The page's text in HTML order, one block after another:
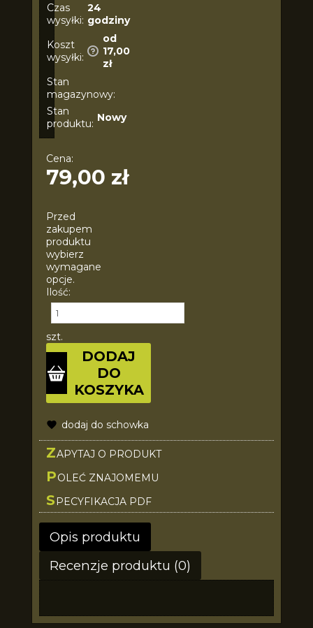
Czas
wysyłki:
24
godziny
Koszt
wysyłki:
od
17,00
zł
Stan
magazynowy:
Stan
produktu: Nowy
Cena:
79,00 zł
Przed
zakupem
produktu
wybierz
wymagane
opcje.
Ilość:
szt.
DODAJ
DO
KOSZYKA
dodaj do schowka
ZAPYTAJ O PRODUKT
POLEĆ ZNAJOMEMU
S PECYFIKACJA PDF
Opis produktu
Recenzje produktu (0)